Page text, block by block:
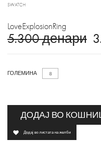
SWATCH
LoveExplosionRing
5.300денари
ГОЛЕМИНА 8
ДОДАЈ ВО
Додај во листата на желби